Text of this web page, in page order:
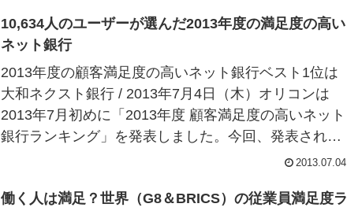
10,634人のユーザーが選んだ2013年度の満足度の高い
ネット銀行
2013年度の顧客満足度の高いネット銀行ベスト1位は
大和ネクスト銀行 / 2013年7月4日（木）オリコンは
2013年7月初めに「2013年度 顧客満足度の高いネット
銀行ランキング」を発表しました。今回、発表された
2013.07.04
働く人は満足？世界（G8＆BRICS）の従業員満足度ラ